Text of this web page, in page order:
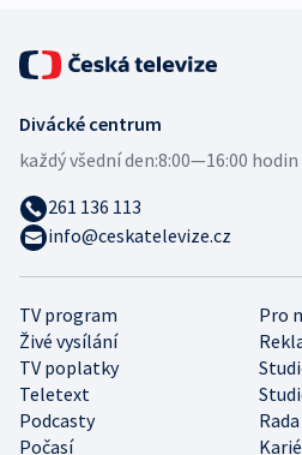
TV program
Pro
Živé vysílání
TV poplatky
Teletext
Podcasty
Počasí
Divácké centrum
každý všední den:8:00—16:00 hodin
261 136 113
info@ceskatelevize.cz